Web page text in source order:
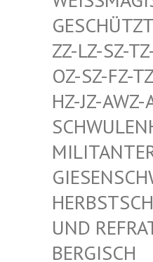
ZT -CZ-
Z-TZ-VZ-PZ-
Z-TZ-
WZ-AAZ-
NHASSER
TER! DIE
CHWEINE…,
RATHER…,
H GLABACH